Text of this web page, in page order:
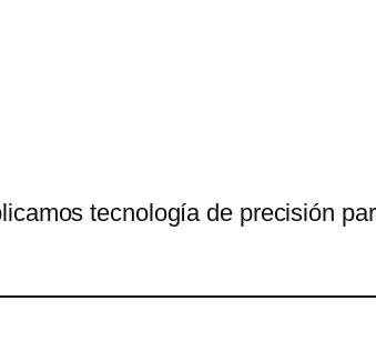
tecnología de precisión